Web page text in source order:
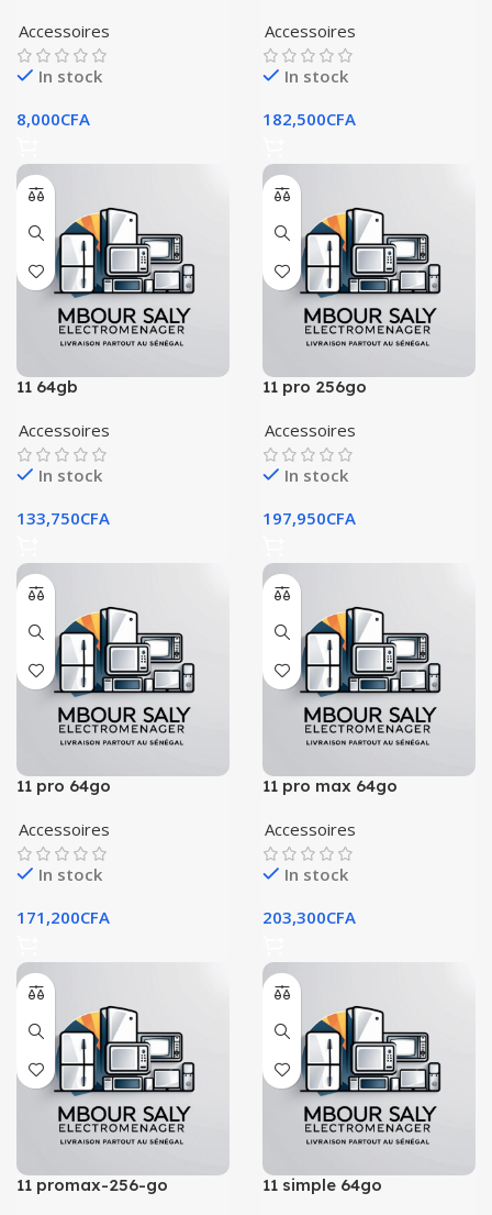
bluetooth
Accessoires
In stock
8,000CFA
Accessoires
In stock
182,500CFA
11 64gb
Accessoires
In stock
133,750CFA
11 pro 256go
Accessoires
In stock
197,950CFA
11 pro 64go
Accessoires
In stock
171,200CFA
11 pro max 64go
Accessoires
In stock
203,300CFA
11 promax-256-go 11 simple 64go